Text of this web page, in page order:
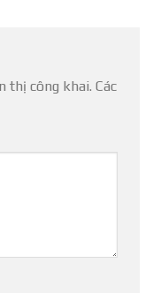
thị công khai. Các